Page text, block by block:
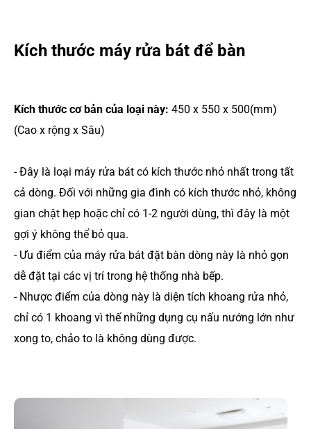
Kích thước máy rửa bát để bàn
Kích thước cơ bản của loại này: 450 x 550 x 500(mm)
(Cao x rộng x Sâu)
- Đây là loại máy rửa bát có kích thước nhỏ nhất trong tất
cả dòng. Đối với những gia đình có kích thước nhỏ, không
gian chật hẹp hoặc chỉ có 1-2 người dùng, thì đây là một
gợi ý không thể bỏ qua.
- Ưu điểm của máy rửa bát đặt bàn dòng này là nhỏ gọn
dễ đặt tại các vị trí trong hệ thống nhà bếp.
- Nhược điểm của dòng này là diện tích khoang rửa nhỏ,
chỉ có 1 khoang vì thế những dụng cụ nấu nướng lớn như
xong to, chảo to là không dùng được.